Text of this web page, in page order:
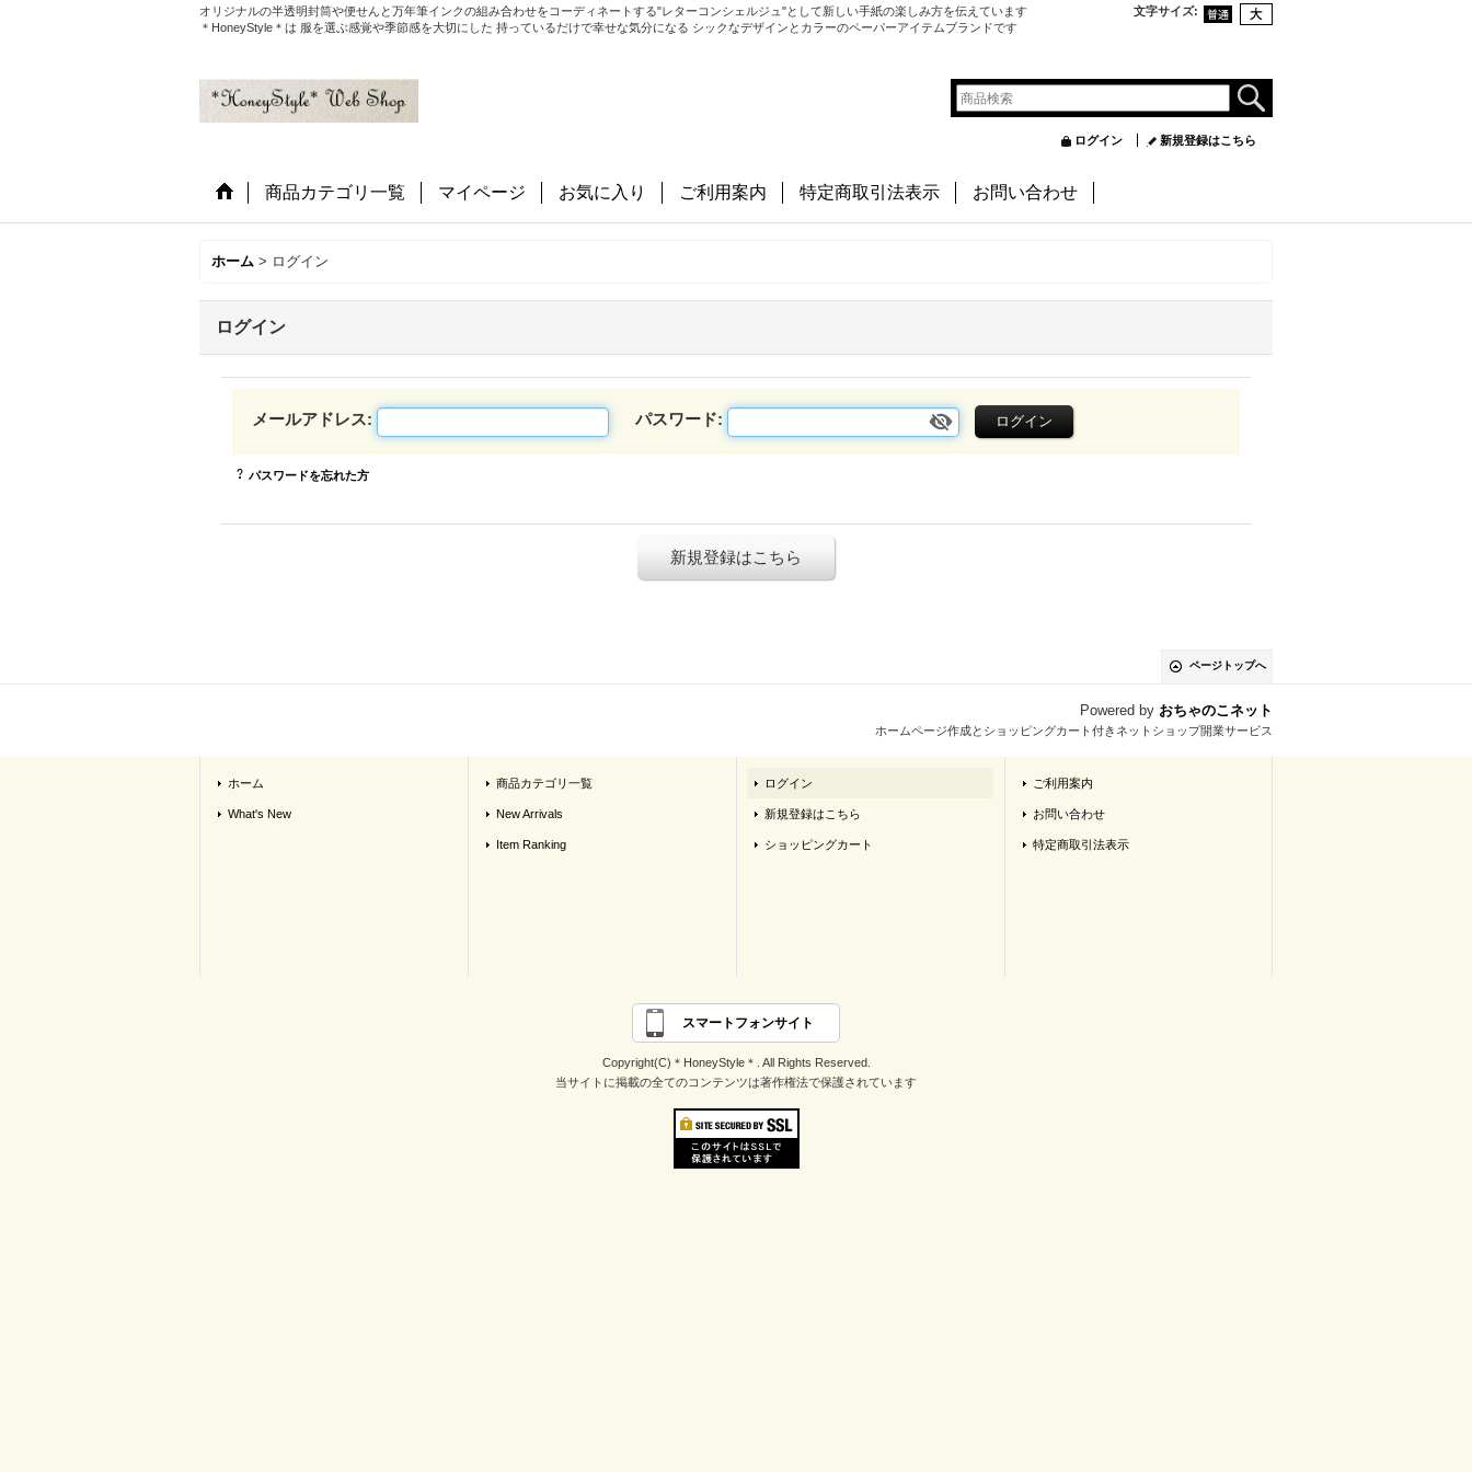
オリジナルの半透明封筒や便せんと万年筆インクの組み合わせをコーディネートする"レターコンシェルジュ"として新しい手紙の楽しみ方を伝えています
＊HoneyStyle＊は 服を選ぶ感覚や季節感を大切にした 持っているだけで幸せな気分になる シックなデザインとカラーのペーパーアイテムブランドです
文字サイズ:
ログイン 新規登録はこちら
商品カテゴリ一覧 マイページ お気に入り ご利用案内 特定商取引法表示 お問い合わせ
ホーム > ログイン
ログイン
メールアドレス: パスワード:
パスワードを忘れた方
新規登録はこちら
ページトップへ
Powered by おちゃのこネット
ホームページ作成とショッピングカート付きネットショップ開業サービス
ホーム
What's New
商品カテゴリ一覧
New Arrivals
Item Ranking
ログイン
新規登録はこちら
ショッピングカート
ご利用案内
お問い合わせ
特定商取引法表示
スマートフォンサイト
Copyright(C)＊HoneyStyle＊. All Rights Reserved.
当サイトに掲載の全てのコンテンツは著作権法で保護されています